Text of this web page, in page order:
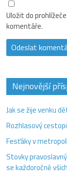
Uložit do
komentáře.
Nejnovější
Jak se žije venku
Rozhlasový
Fesťáky v
Stovky
se každoročně